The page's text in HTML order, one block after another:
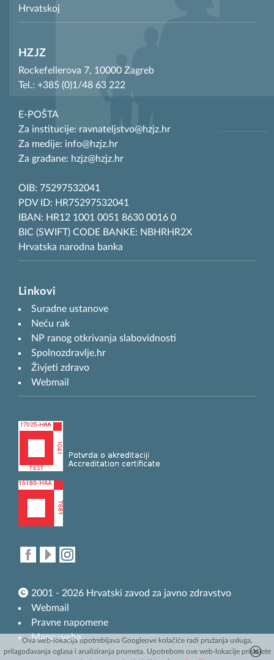
Hrvatskoj
HZJZ
Rockefellerova 7, 10000 Zagreb
Tel.: +385 (0)1/48 63 222
E-POŠTA
Za institucije: ravnateljstvo@hzjz.hr
Za medije: info@hzjz.hr
Za građane: hzjz@hzjz.hr
OIB: 75297532041
PDV ID: HR75297532041
IBAN: HR12 1001 0051 8630 0016 0
BIC (SWIFT) CODE BANKE: NBHRHR2X
Hrvatska narodna banka
Linkovi
Suradne ustanove
Neću rak
NP ranog otkrivanja slabovidnosti
Spolnozdravlje.hr
Živjeti zdravo
Webmail
2001 - 2026 Hrvatski zavod za javno zdravstvo
Webmail
Pravne napomene
Mapa weba
Ova web-lokacija upotrebljava Googleove kolačiće radi pružanja usluga,
prilagođavanja oglasa i analiziranja prometa. Upotrebom ove web-lokacije pristajete